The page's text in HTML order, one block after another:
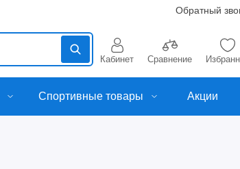
Обратный
Кабинет Сравнение
Спортивные товары Акции